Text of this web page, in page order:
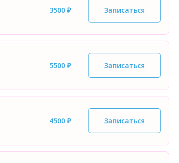
3500 ₽ Записаться
5500 ₽ Записаться
4500 ₽ Записаться